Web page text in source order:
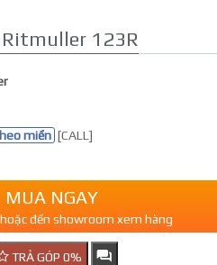
123R
miền [CALL]
MUA NGAY
đến showroom xem hàng
TRẢ GÓP 0%